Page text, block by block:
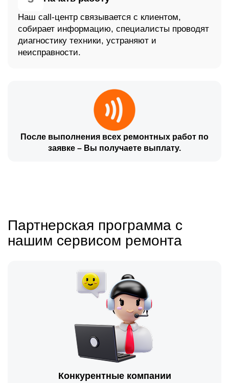
Наш call-центр связывается с клиентом,
собирает информацию, специалисты проводят
диагностику техники, устраняют и
неисправности.
После выполнения всех ремонтных работ по
заявке – Вы получаете выплату.
Партнерская программа с
нашим сервисом ремонта
Конкурентные компании